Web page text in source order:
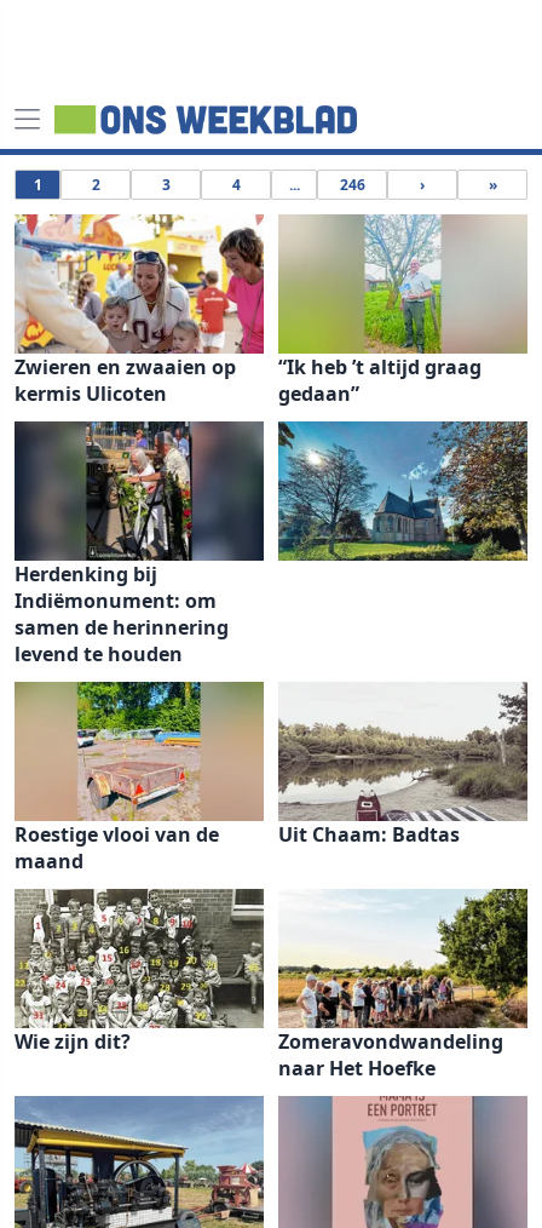
1 2 3 4 ... 246 › »
Zwieren en zwaaien op
kermis Ulicoten
“Ik heb ’t altijd graag
gedaan”
Herdenking bij
Indiëmonument: om
samen de herinnering
levend te houden
Roestige vlooi van de
maand
Uit Chaam: Badtas
Wie zijn dit?
Zomeravondwandeling
naar Het Hoefke